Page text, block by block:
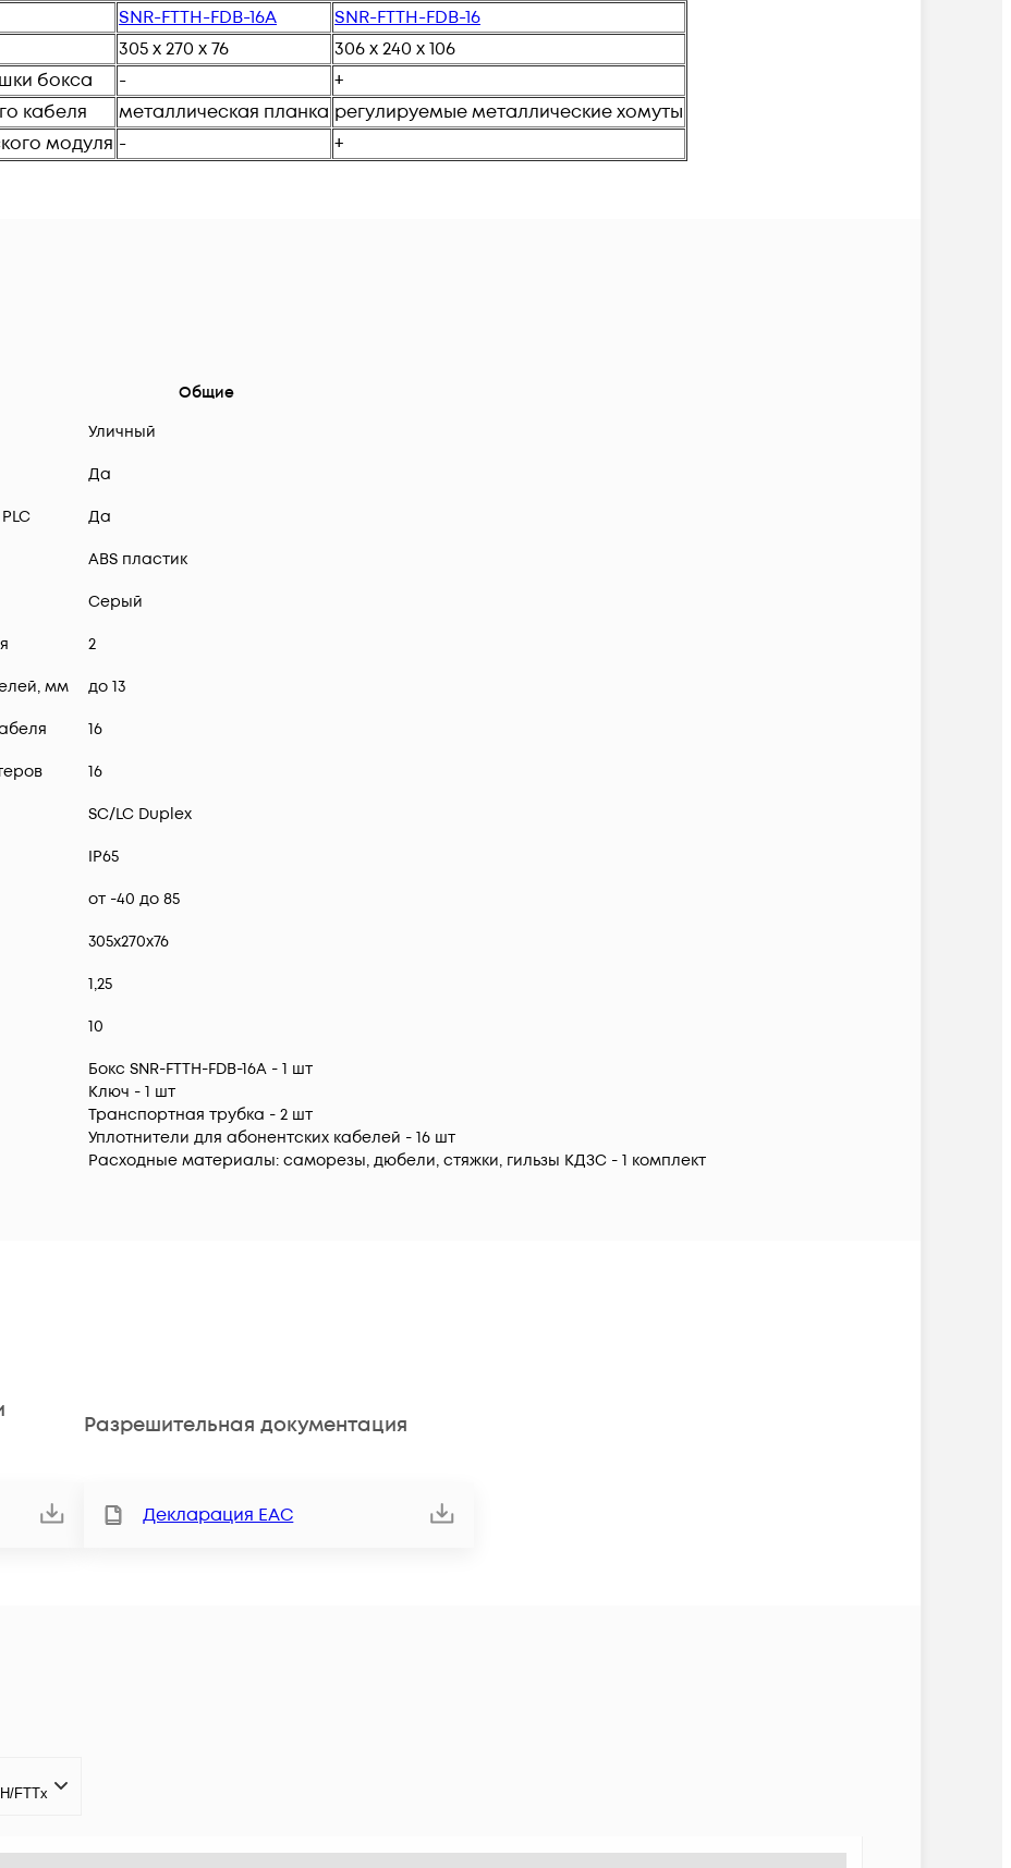
SNR-FTTH-FDB-16A
SNR-FTTH-FDB-16
305 х 270 х 76
306 х 240 х 106
бокса
-
+
кабеля
металлическая планка регулируемые металлические хомуты
модуля - +
Общие
Уличный
Да
Да
ABS пластик
Серый
2
мм до 13
16
16
SC/LC Duplex
IP65
от -40 до 85
305х270х76
1,25
10
Бокс SNR-FTTH-FDB-16A - 1 шт
Ключ - 1 шт
Транспортная трубка - 2 шт
Уплотнители для абонентских кабелей - 16 шт
Расходные материалы: саморезы, дюбели, стяжки, гильзы КДЗС - 1 комплект
Разрешительная документация
Декларация ЕАС
FTTx